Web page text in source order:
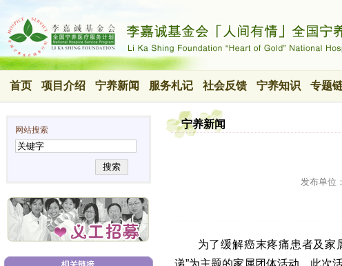
首页 项目介绍 宁养新闻 服务札记 社会反馈 宁养知识 专题
网站搜索
搜索
宁养新闻
发布单位
为了缓解癌末疼痛患者及家
递”为主题的家属团体活动。此次